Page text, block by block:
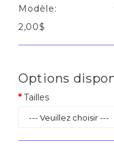
Modèle:
2,00$
Options
Tailles